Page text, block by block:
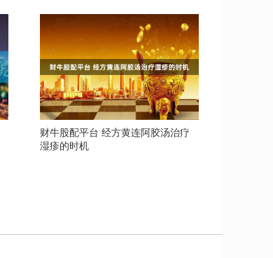
财牛股配平台 经方黄连阿胶汤治疗
湿疹的时机